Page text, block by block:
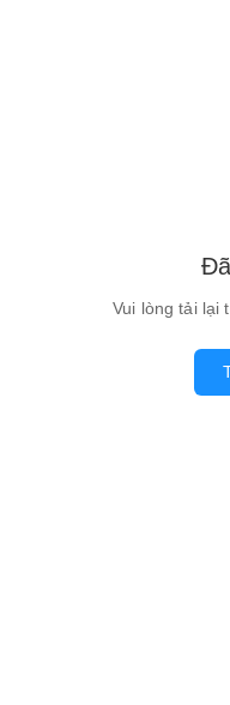
Vui lòng tải lại